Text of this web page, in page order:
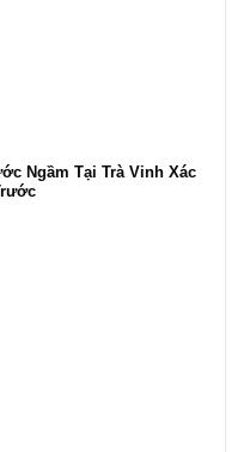
Ngầm Tại Trà Vinh Xác